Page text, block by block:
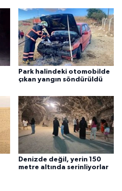
Park halindeki otomobilde
çıkan yangın söndürüldü
Denizde değil, yerin 150
metre altında serinliyorlar